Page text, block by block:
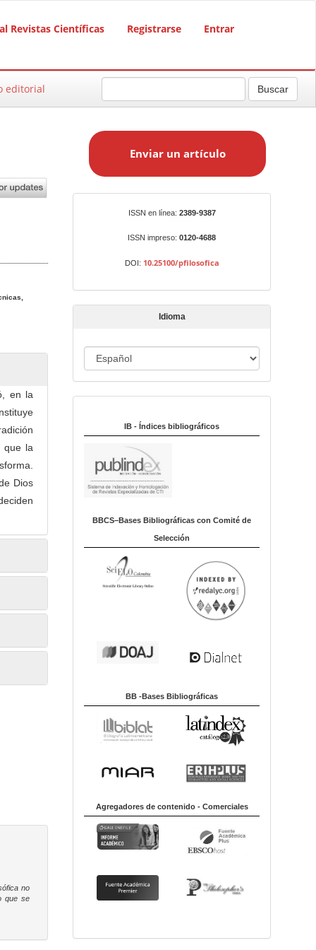
Revistas Científicas Registrarse Entrar
editorial Buscar
en la
que la
Dios
no
que se
a
t
í
o
Enviar un artículo
ISSN en línea: 2389-9387
ISSN impreso: 0120-4688
DOI: 10.25100/pfilosofica
Idioma
d
m
IB - Índices bibliográficos
BBCS–Bases Bibliográficas con Comité de
Selección
BB -Bases Bibliográficas
Agregadores de contenido - Comerciales